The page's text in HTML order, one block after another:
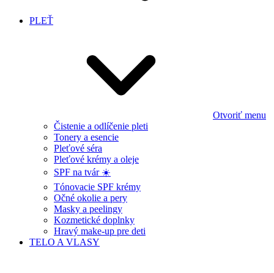
PLEŤ
Otvoriť menu
Čistenie a odlíčenie pleti
Tonery a esencie
Pleťové séra
Pleťové krémy a oleje
SPF na tvár ☀️
Tónovacie SPF krémy
Očné okolie a pery
Masky a peelingy
Kozmetické doplnky
Hravý make-up pre deti
TELO A VLASY